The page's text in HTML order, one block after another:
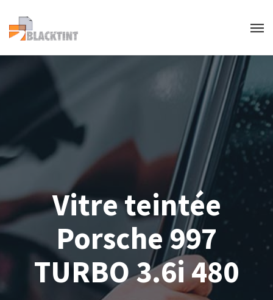
Vitre teintée
Porsche 997
TURBO 3.6i 480